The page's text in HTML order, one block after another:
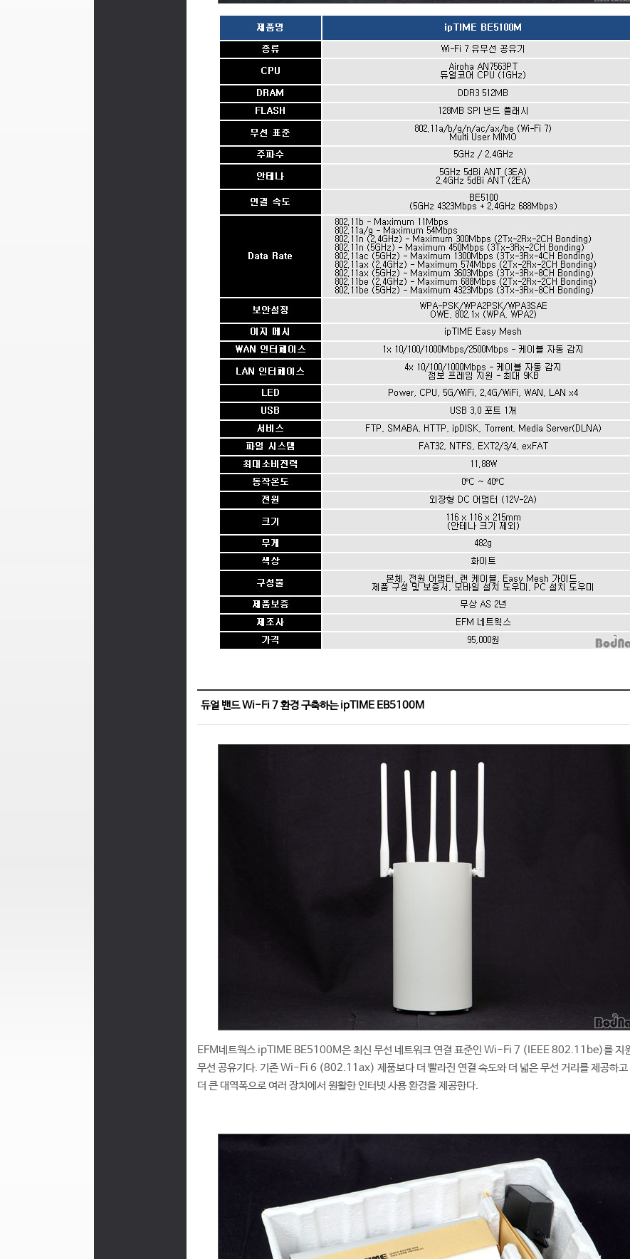
듀얼 밴드 Wi-Fi 7 환경 구축하는 ipTIME EB5100M
EFM네트웍스 ipTIME BE5100M은 최신 무선 네트워크 연결 표준인 Wi-Fi 7 (IEEE 802.11be)를 지
무선 공유기다. 기존 Wi-Fi 6 (802.11ax) 제품보다 더 빨라진 연결 속도와 더 넓은 무선 거리를 제공하고
더 큰 대역폭으로 여러 장치에서 원활한 인터넷 사용 환경을 제공한다.